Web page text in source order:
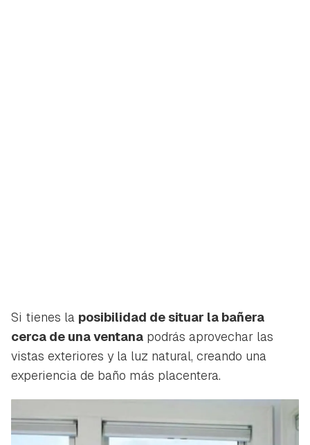
Si tienes la posibilidad de situar la bañera
cerca de una ventana podrás aprovechar las
vistas exteriores y la luz natural, creando una
experiencia de baño más placentera.